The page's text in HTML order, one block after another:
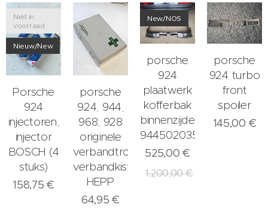
Porsche
924
injectoren,
injector
BOSCH (4
stuks)
Niet in
voorraad
Nieuw/New
158,75 €
porsche
924, 944,
968, 928
originele
verbandtrommel,
verbandkist
HEPP
64,95 €
porsche
924
plaatwerk
kofferbak
binnenzijde
94450203502
New/NOS
525,00 €
1.200,00€
porsche
924 turbo
front
spoiler
145,00 €